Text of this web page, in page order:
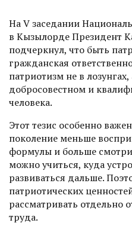
На V заседании
в Кызылорде Президент
подчерк­нул, что быть
гражданская
патриотизм не в
добросовестном и
человека.
Этот тезис особенно
поколение меньше
формулы и больше
можно учиться, куда
развиваться дальше.
патриотических
рассматривать отдельно
труда.